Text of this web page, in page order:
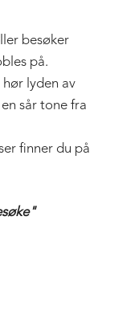
besøker
på.
lyden av
sår tone fra
finner du på